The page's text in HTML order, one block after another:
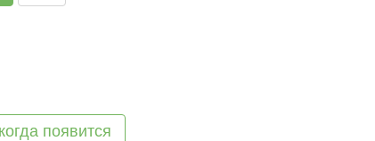
появится